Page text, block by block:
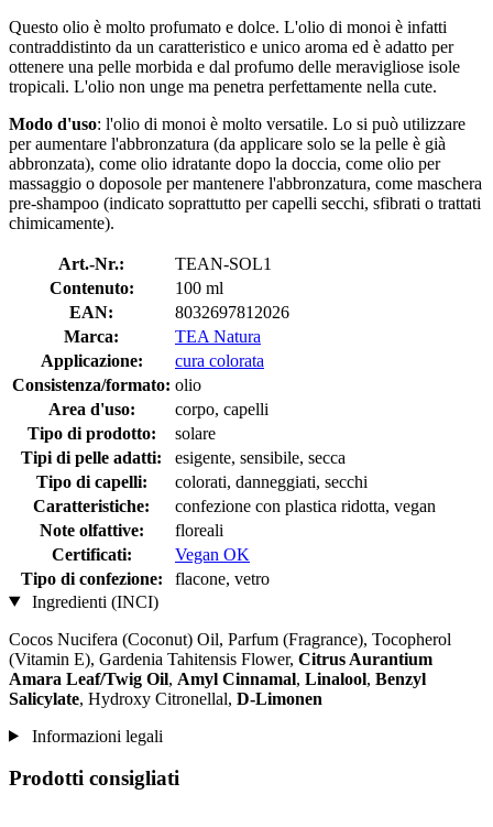
Questo olio è molto profumato e dolce. L'olio di monoi è infatti
contraddistinto da un caratteristico e unico aroma ed è adatto per
ottenere una pelle morbida e dal profumo delle meravigliose isole
tropicali. L'olio non unge ma penetra perfettamente nella cute.
Modo d'uso: l'olio di monoi è molto versatile. Lo si può utilizzare
per aumentare l'abbronzatura (da applicare solo se la pelle è già
abbronzata), come olio idratante dopo la doccia, come olio per
massaggio o doposole per mantenere l'abbronzatura, come maschera
pre-shampoo (indicato soprattutto per capelli secchi, sfibrati o trattati
chimicamente).
Art.-Nr.:
TEAN-SOL1
Contenuto:
100 ml
EAN:
8032697812026
Marca:
TEA Natura
Applicazione:
cura colorata
Consistenza/formato: olio
Area d'uso:
corpo, capelli
Tipo di prodotto:
solare
Tipi di pelle adatti:
esigente, sensibile, secca
Tipo di capelli:
colorati, danneggiati, secchi
Caratteristiche:
confezione con plastica ridotta, vegan
Note olfattive:
floreali
Certificati:
Vegan OK
Tipo di confezione:
flacone, vetro
Ingredienti (INCI)
Cocos Nucifera (Coconut) Oil, Parfum (Fragrance), Tocopherol
(Vitamin E), Gardenia Tahitensis Flower, Citrus Aurantium
Amara Leaf/Twig Oil, Amyl Cinnamal, Linalool, Benzyl
Salicylate, Hydroxy Citronellal, D-Limonen
Informazioni legali
Prodotti consigliati